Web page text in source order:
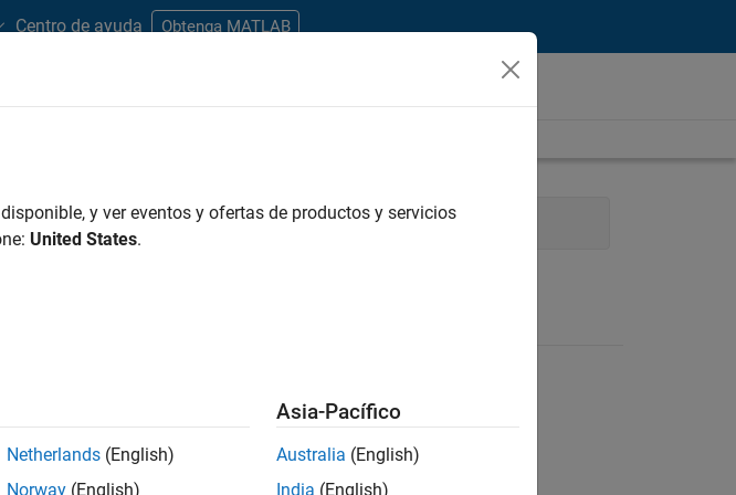
Centro de ayuda Obtenga MATLAB
Web Applications and Services Education Marketing
por ubicación para encontrar todos los empleos en su zona.
y ver eventos y ofertas de productos y servicios
United States.
Netherlands (English)
Norway (English)
Asia-Pacífico
Australia (English)
India (English)